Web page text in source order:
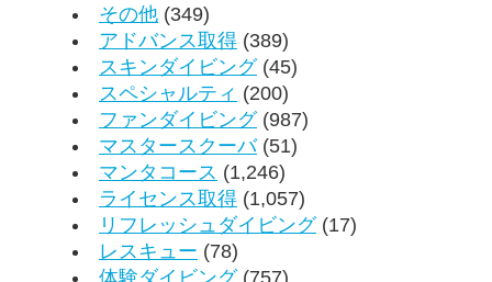
その他 (349)
アドバンス取得 (389)
スキンダイビング(45)
スペシャルティ (200)
ファンダイビング(987)
マスタースクーバ(51)
マンタコース (1,246)
ライセンス取得 (1,057)
リフレッシュダイビング(17)
レスキュー (78)
体験ダイビング(757)